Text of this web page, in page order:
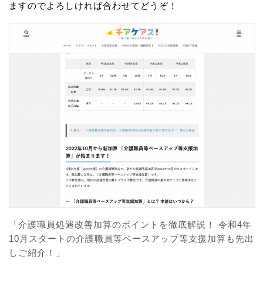
ますのでよろしければ合わせてどうぞ！
「介護職員処遇改善加算のポイントを徹底解説！ 令和4年
10月スタートの介護職員等ベースアップ等支援加算も先出
しご紹介！」